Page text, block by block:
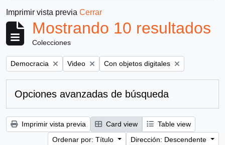
Imprimir vista previa Cerrar
Mostrando 10 resultados
Colecciones
Remove filter:
Democracia Remove filter:
Video Remove filter:
Con objetos digitales
Opciones avanzadas de búsqueda
Imprimir vista previa Card view
Table view
Ordenar por: Título
Dirección: Descendente